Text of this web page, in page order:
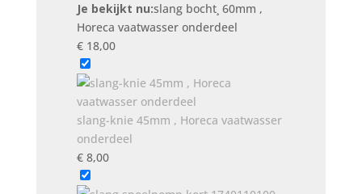
Je bekijkt nu:slang bocht¸ 60mm ,
Horeca vaatwasser onderdeel
€18,00
slang-knie 45mm , Horeca vaatwasser
onderdeel
€8,00